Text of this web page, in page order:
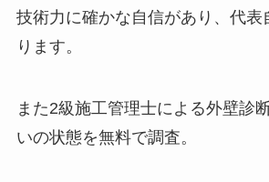
技術力に確かな自信があり、代表
ります。
また2級施工管理士による外壁診
いの状態を無料で調査。